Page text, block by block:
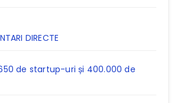
DIRECTE
650 de startup-uri și 400.000 de